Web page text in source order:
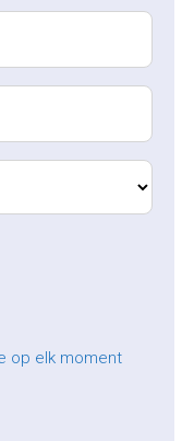
op elk moment